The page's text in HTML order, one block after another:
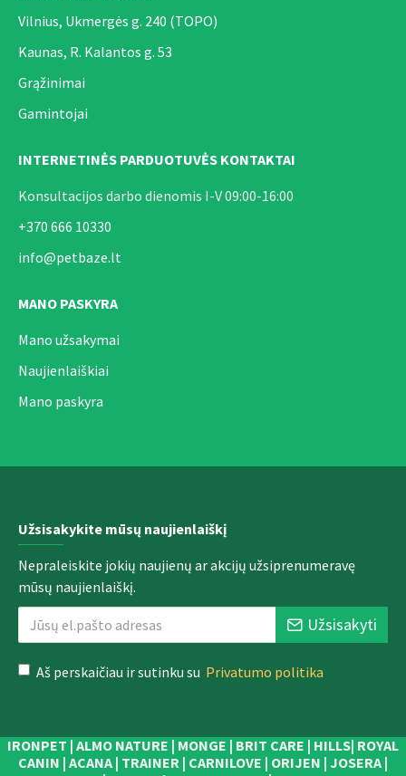
Vilnius, Ukmergės g. 240 (TOPO)
Kaunas, R. Kalantos g. 53
Grąžinimai
Gamintojai
INTERNETINĖS PARDUOTUVĖS KONTAKTAI
Konsultacijos darbo dienomis I-V 09:00-16:00
+370 666 10330
info@petbaze.lt
MANO PASKYRA
Mano užsakymai
Naujienlaiškiai
Mano paskyra
Užsisakykite mūsų naujienlaiškį
Nepraleiskite jokių naujienų ar akcijų užsiprenumeravę
mūsų naujienlaiškį.
Užsisakyti
Aš perskaičiau ir sutinku su Privatumo politika
IRONPET | ALMO NATURE | MONGE | BRIT CARE | HILLS| ROYAL
CANIN | ACANA | TRAINER | CARNILOVE | ORIJEN | JOSERA |